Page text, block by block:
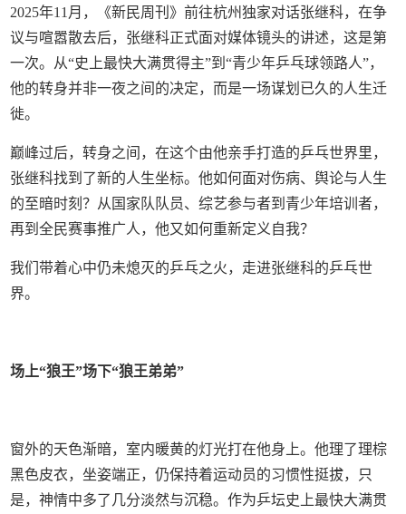
2025年11月，《新民周刊》前往杭州独家对话张继科，在争
议与喧嚣散去后，张继科正式面对媒体镜头的讲述，这是第
一次。从“史上最快大满贯得主”到“青少年乒乓球领路人”，
他的转身并非一夜之间的决定，而是一场谋划已久的人生迁
徙。
巅峰过后，转身之间，在这个由他亲手打造的乒乓世界里，
张继科找到了新的人生坐标。他如何面对伤病、舆论与人生
的至暗时刻？从国家队队员、综艺参与者到青少年培训者，
再到全民赛事推广人，他又如何重新定义自我？
我们带着心中仍未熄灭的乒乓之火，走进张继科的乒乓世
界。
场上“狼王”场下“狼王弟弟”
窗外的天色渐暗，室内暖黄的灯光打在他身上。他理了理棕
黑色皮衣，坐姿端正，仍保持着运动员的习惯性挺拔，只
是，神情中多了几分淡然与沉稳。作为乒坛史上最快大满贯